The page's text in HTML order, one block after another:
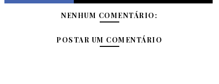
NENHUM COMENTÁRIO:
POSTAR UM COMENTÁRIO